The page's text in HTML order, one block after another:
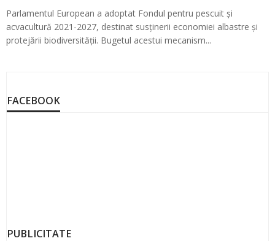
Parlamentul European a adoptat Fondul pentru pescuit și
acvacultură 2021-2027, destinat susținerii economiei albastre și
protejării biodiversității. Bugetul acestui mecanism...
FACEBOOK
PUBLICITATE